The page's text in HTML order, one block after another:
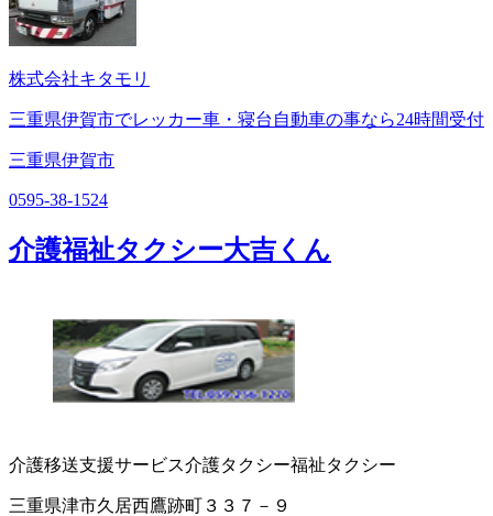
株式会社キタモリ
三重県伊賀市でレッカー車・寝台自動車の事なら24時間受付
三重県伊賀市
0595-38-1524
介護福祉タクシー大吉くん
介護移送支援サービス介護タクシー福祉タクシー
三重県津市久居西鷹跡町３３７－９